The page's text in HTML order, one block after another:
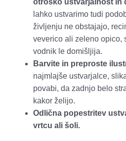
lahko ustvarimo tudi
življenju ne obstajajo,
veverico ali zeleno opico,
vodnik le domišljija.
Barvite in preproste
najmlajše ustvarjalce,
povabi, da zadnjo belo
kakor želijo.
Odlična popestritev
vrtcu ali šoli.